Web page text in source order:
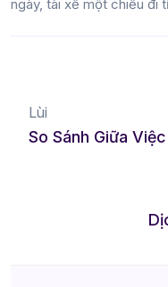
ngày, tài xế một chiều đi
Lùi